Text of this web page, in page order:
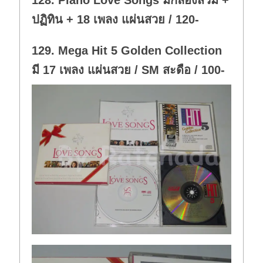
.
ปฏิทิน + 18 เพลง แผ่นสวย / 120-
129. Mega Hit 5 Golden Collection
มี 17 เพลง แผ่นสวย / SM สะดือ / 100-